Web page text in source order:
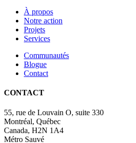
À propos
Notre action
Projets
Services
Communautés
Blogue
Contact
CONTACT
55, rue de Louvain O, suite 330
Montréal, Québec
Canada, H2N 1A4
Métro Sauvé